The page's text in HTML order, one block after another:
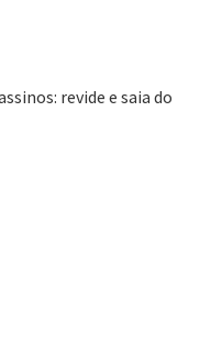
revide e saia do